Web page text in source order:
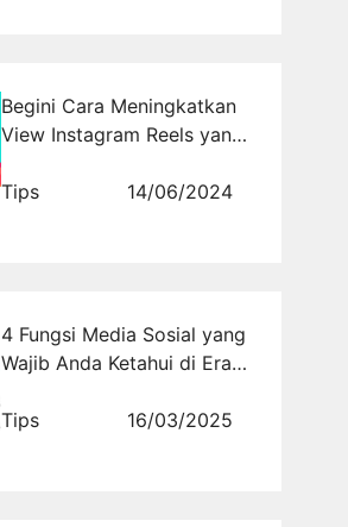
Begini Cara Meningkatkan
View Instagram Reels yang
Tips
14/06/2024
4 Fungsi Media Sosial yang
Wajib Anda Ketahui di Era
Tips
16/03/2025